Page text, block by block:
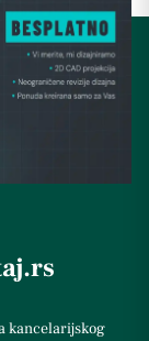
kancelarijskog